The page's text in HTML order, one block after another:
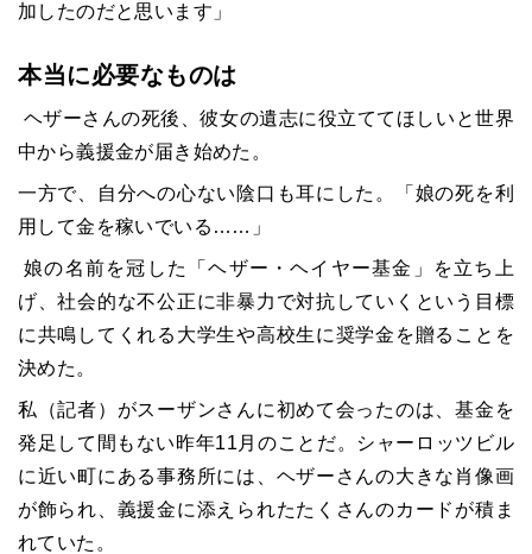
加したのだと思います」
本当に必要なものは
ヘザーさんの死後、彼女の遺志に役立ててほしいと世界
中から義援金が届き始めた。
一方で、自分への心ない陰口も耳にした。「娘の死を利
用して金を稼いでいる……」
娘の名前を冠した「ヘザー・ヘイヤー基金」を立ち上
げ、社会的な不公正に非暴力で対抗していくという目標
に共鳴してくれる大学生や高校生に奨学金を贈ることを
決めた。
私（記者）がスーザンさんに初めて会ったのは、基金を
発足して間もない昨年11月のことだ。シャーロッツビル
に近い町にある事務所には、ヘザーさんの大きな肖像画
が飾られ、義援金に添えられたたくさんのカードが積ま
れていた。